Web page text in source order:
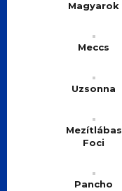
Magyarok
Meccs
Uzsonna
Mezítlábas
Foci
Pancho